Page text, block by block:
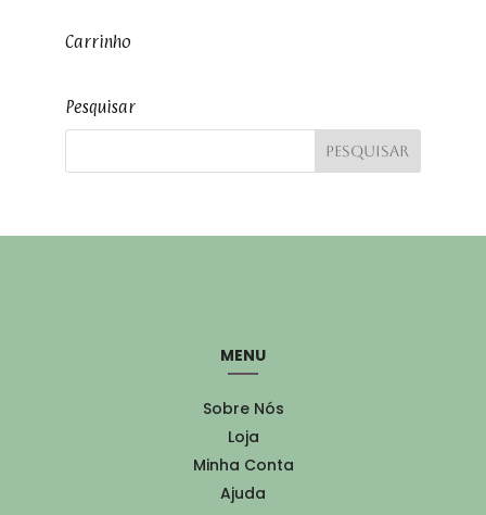
Carrinho
Pesquisar
MENU
Sobre Nós
Loja
Minha Conta
Ajuda